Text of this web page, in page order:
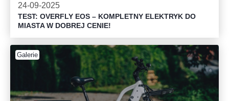
24-09-2025
TEST: OVERFLY EOS – KOMPLETNY ELEKTRYK DO
MIASTA W DOBREJ CENIE!
Galerie